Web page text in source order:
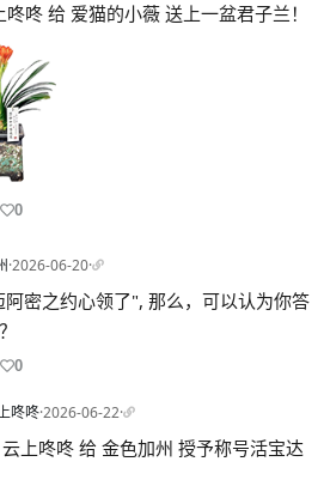
咚 给 爱猫的小薇 送上一盆君子兰！
0
·2026-06-20·
阿密之约心领了", 那么，可以认为你答
0
咚咚·2026-06-22·
上咚咚 给 金色加州 授予称号活宝达